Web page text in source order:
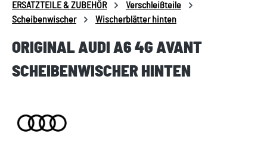
ERSATZTEILE & ZUBEHÖR
Verschleißteile
Scheibenwischer
Wischerblätter hinten
ORIGINAL AUDI A6 4G AVANT
SCHEIBENWISCHER HINTEN